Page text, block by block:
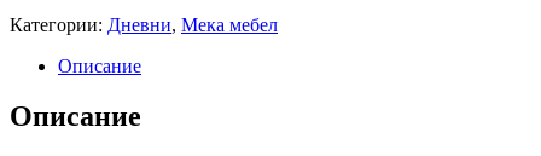
Категории: Дневни, Мека мебел
Описание
Описание